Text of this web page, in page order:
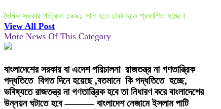
দৈনিক সরকার পত্রিকা ১৯৯১ সাল হতে ঢাকা হতে প্রকাশিত হচ্ছে।
View All Post
More News Of This Category
বাংলাদেশের সরকার বা এদেশ পরিচালনা রাজতন্ত্র না গণতান্ত্রিক
পদ্ধতিতে বিগত দিনে হয়েছে ,বতমানে কি পদ্ধতিতে হচ্ছে,
ভবিষ্যতে রাজতন্ত্র না গণতান্ত্রিক হবে তা নিধারণ করে বাংলাদেশের
উন্নয়ন ঘটাতে হবে ——— বাংলাদেশ নেজামে ইসলাম পাটি